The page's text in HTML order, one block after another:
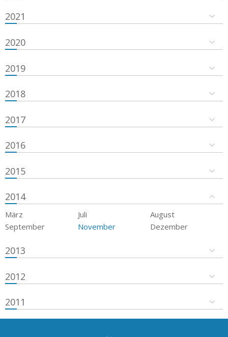
2021
2020
2019
2018
2017
2016
2015
2014
März Juli
August
September
November Dezember
2013
2012
2011